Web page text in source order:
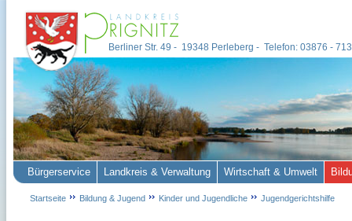
Berliner Str. 49 - 19348 Perleberg - Telefon: 03876 -
Bürgerservice Landkreis & Verwaltung Wirtschaft & Umwelt
Startseite Bildung & Jugend Kinder und Jugendliche Jugendgerichtshilfe